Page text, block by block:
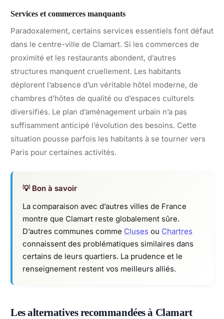
Services et commerces manquants
Paradoxalement, certains services essentiels font défaut
dans le centre-ville de Clamart. Si les commerces de
proximité et les restaurants abondent, d’autres
structures manquent cruellement. Les habitants
déplorent l’absence d’un véritable hôtel moderne, de
chambres d’hôtes de qualité ou d’espaces culturels
diversifiés. Le plan d’aménagement urbain n’a pas
suffisamment anticipé l’évolution des besoins. Cette
situation pousse parfois les habitants à se tourner vers
Paris pour certaines activités.
💡 Bon à savoir
La comparaison avec d’autres villes de France
montre que Clamart reste globalement sûre.
D’autres communes comme Cluses ou Chartres
connaissent des problématiques similaires dans
certains de leurs quartiers. La prudence et le
renseignement restent vos meilleurs alliés.
Les alternatives recommandées à Clamart